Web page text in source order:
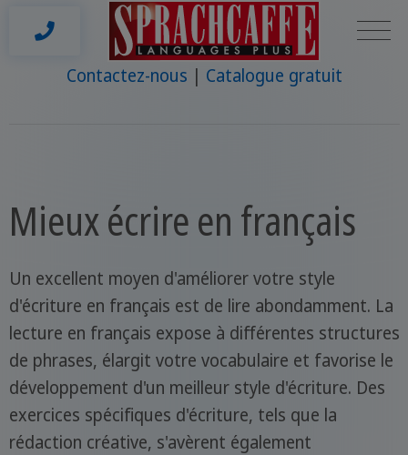
Contactez-nous Catalogue gratuit
Mieux écrire en français
Un excellent moyen d'améliorer votre style
d'écriture en français est de lire abondamment. La
lecture en français expose à différentes structures
de phrases, élargit votre vocabulaire et favorise le
développement d'un meilleur style d'écriture. Des
exercices spécifiques d'écriture, tels que la
rédaction créative, s'avèrent également